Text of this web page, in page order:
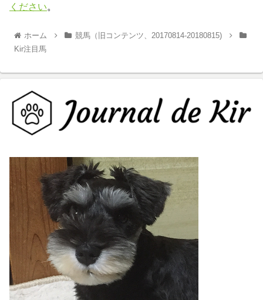
ください。
ホーム
競馬（旧コンテンツ、20170814-20180815)
Kir注目馬